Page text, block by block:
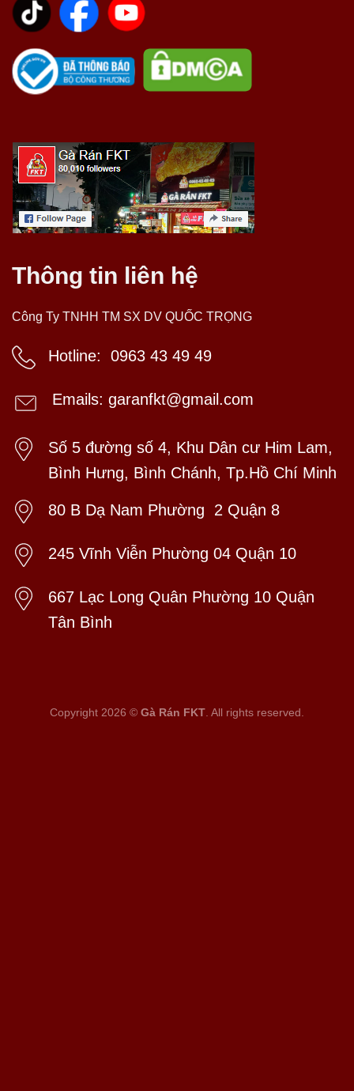
Thông tin liên hệ
Công Ty TNHH TM SX DV QUỐC TRỌNG
Hotline: 0963 43 49 49
Emails: garanfkt@gmail.com
Số 5 đường số 4, Khu Dân cư Him Lam,
Bình Hưng, Bình Chánh, Tp.Hồ Chí Minh
80 B Dạ Nam Phường 2 Quận 8
245 Vĩnh Viễn Phường 04 Quận 10
667 Lạc Long Quân Phường 10 Quận
Tân Bình
Copyright 2026 © Gà Rán FKT . All rights reserved.